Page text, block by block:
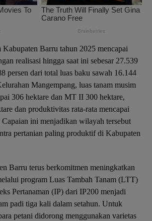
Kabupaten Barru tahun 2025 mencapai
realisasi hingga saat ini sebesar 27.539
persen dari total luas baku sawah 16.144
Mangempang, luas tanam musim
306 hektare dan MT II 300 hektare,
dan produktivitas rata-rata mencapai
ini menjadikan wilayah tersebut
pertanian paling produktif di Kabupaten
Barru terus berkomitmen meningkatkan
program Luas Tambah Tanam (LTT)
Pertanaman (IP) dari IP200 menjadi
padi tiga kali dalam setahun. Untuk
petani didorong menggunakan varietas